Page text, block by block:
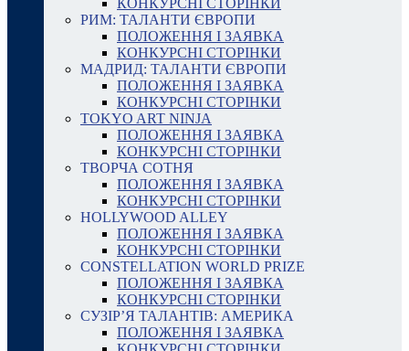
КОНКУРСНІ СТОРІНКИ
РИМ: ТАЛАНТИ ЄВРОПИ
ПОЛОЖЕННЯ І ЗАЯВКА
КОНКУРСНІ СТОРІНКИ
МАДРИД: ТАЛАНТИ ЄВРОПИ
ПОЛОЖЕННЯ І ЗАЯВКА
КОНКУРСНІ СТОРІНКИ
TOKYO ART NINJA
ПОЛОЖЕННЯ І ЗАЯВКА
КОНКУРСНІ СТОРІНКИ
ТВОРЧА СОТНЯ
ПОЛОЖЕННЯ І ЗАЯВКА
КОНКУРСНІ СТОРІНКИ
HOLLYWOOD ALLEY
ПОЛОЖЕННЯ І ЗАЯВКА
КОНКУРСНІ СТОРІНКИ
CONSTELLATION WORLD PRIZE
ПОЛОЖЕННЯ І ЗАЯВКА
КОНКУРСНІ СТОРІНКИ
СУЗІР’Я ТАЛАНТІВ: АМЕРИКА
ПОЛОЖЕННЯ І ЗАЯВКА